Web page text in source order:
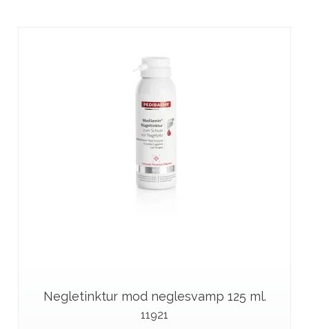
Negletinktur mod neglesvamp 125 ml.
11921